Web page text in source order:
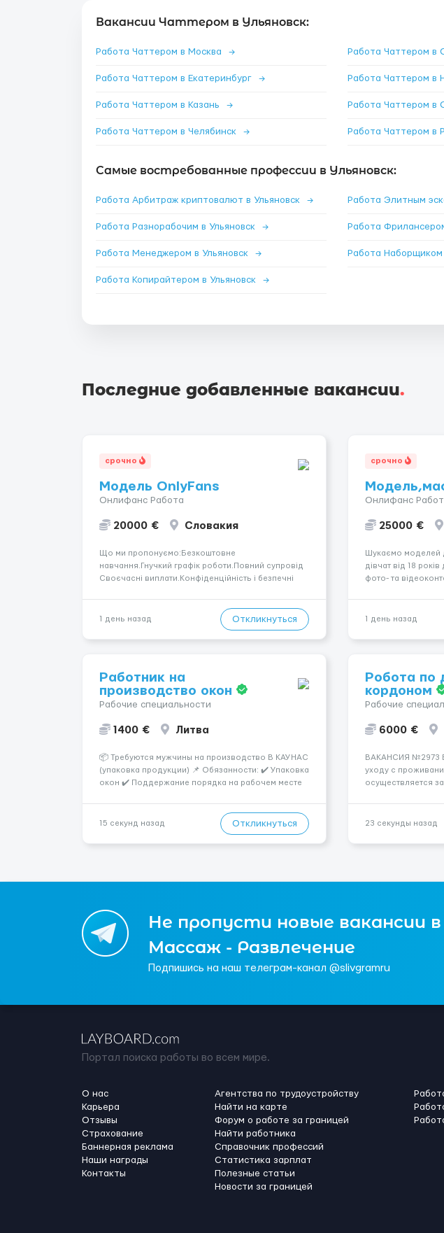
Вакансии Чаттером в Ульяновск:
Работа Чаттером в Москва → Работа Чаттером в
Работа Чаттером в Екатеринбург → Работа Чаттером в
Работа Чаттером в Казань → Работа Чаттером в
Работа Чаттером в Челябинск → Работа Чаттером в
Самые востребованные профессии в Ульяновск:
Работа Арбитраж криптовалют в Ульяновск → Работа Элитным
Работа Разнорабочим в Ульяновск → Работа
Работа Менеджером в Ульяновск → Работа Наборщиком
Работа Копирайтером в Ульяновск →
Последние добавленные вакансии.
срочно
Модель OnlyFans
Онлифанс Работа
20000 € Словакия
Що ми пропонуємо:Безкоштовне
навчання.Гнучкий графік роботи.Повний супровід
Своєчасні виплати.Конфіденційність і безпечні
розвиватися.Досвід не обов’язковий.Якщо вас
зацікавила вакансія — залишайте відгук, і ми
зв’яжемося ...
1 день назад Откликнуться
срочно
Онлифанс
25000 €
Шукаємо моделей
дівчат від 18
фото- та
конфіденційність
Працюємо
1 день назад
Работник на
производство окон
Рабочие специальности
1400 € Литва
📦 Требуются мужчины на производство В КАУНАС
(упаковка продукции) 📌 Обязанности: ✔️ Упаковка
окон ✔️ Поддержание порядка на рабочем месте
График: 5/2, по 8–10 часов 💶 Оплата: 7 € в...
15 секунд назад Откликнуться
Робота по
кордоном
Рабочие
6000 €
ВАКАНСИЯ №2973
уходу с
осуществляется
вночі спить не
23 секунды назад
Не пропусти новые вакансии
Массаж - Развлечение
Подпишись на наш телеграм-канал @slivgramru
Портал поиска работы во всем мире.
О нас
Карьера
Отзывы
Страхование
Баннерная реклама
Наши награды
Контакты
Агентства по трудоустройству
Найти на карте
Форум о работе за границей
Найти работника
Справочник профессий
Статистика зарплат
Полезные статьи
Новости за границей